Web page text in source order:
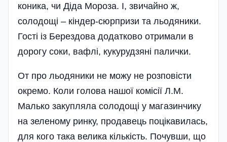
коника, чи Діда Мороза. І, звичайно ж,
солодощі – кіндер-сюрпризи та льодяники.
Гості із Берездова додатково отримали в
дорогу соки, вафлі, кукурудзяні палички.
От про льодяники не можу не розповісти
окремо. Коли голова нашої комісії Л.М.
Малько закупляла солодощі у магазинчику
на зеленому ринку, продавець поцікавилась,
для кого така велика кількість. Почувши, що